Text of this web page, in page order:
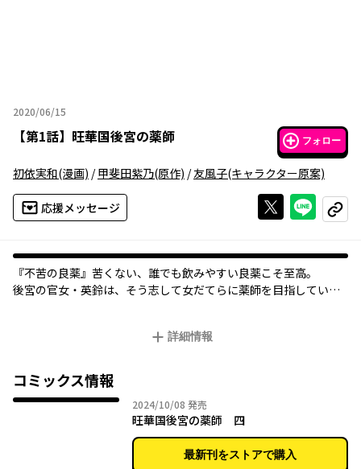
2020/06/15
2020年06月15日
【第1話】 旺華国後宮の薬師 フォロー
初依実和(漫画) /甲斐田紫乃(原作) /友風子(キャラクター原案)
応援メッセージ Xで投稿する
ライン
コピー
『不苦の良薬』――苦くない、誰でも飲みやすい良薬こそ至高。
後宮の官女・英鈴は、そう志して女だてらに薬師を目指してい
と、皇帝専属のお薬係に任命された。
処方を気に入られた喜びも束の間、妃に昇格すると言われてしま
「私が目指しているのは、妃ではなく薬師です！」
皇帝のお気に入りが「おいしい処方」を掲げて活躍する、中華お
詳細情報
コミックス情報
2024/10/08 2024年10月08日
発売
旺華国後宮の薬師 四
最新刊をストアで購入